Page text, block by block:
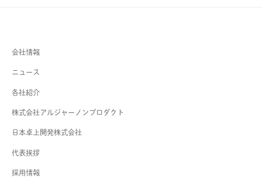
会社情報
ニュース
各社紹介
株式会社アルジャーノンプロダクト
日本卓上開発株式会社
代表挨拶
採用情報